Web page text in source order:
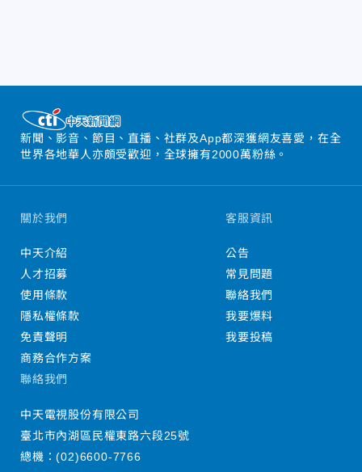
新聞、影音、節目、直播、社群及App都深獲網友喜愛，在全
世界各地華人亦頗受歡迎，全球擁有2000萬粉絲。
關於我們
中天介紹
人才招募
使用條款
隱私權條款
免責聲明
商務合作方案
客服資訊
公告
常見問題
聯絡我們
我要爆料
我要投稿
聯絡我們
中天電視股份有限公司
臺北市內湖區民權東路六段25號
總機：(02)6600-7766